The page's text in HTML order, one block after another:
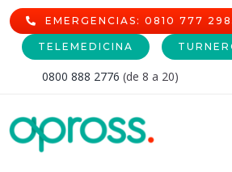
Skip
to
content
EMERGENCIAS: 0810 777
TELEMEDICINA
0800 888 2776 (de 8 a 20)